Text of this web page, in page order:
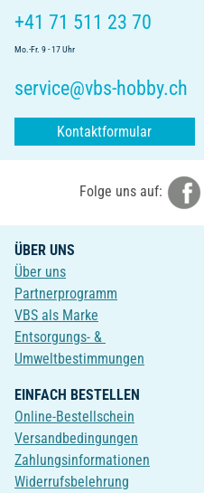
+41 71 511 23 70
Mo.-Fr. 9 - 17 Uhr
service@vbs-hobby.ch
Kontaktformular
Folge uns auf:
ÜBER UNS
Über uns
Partnerprogramm
VBS als Marke
Entsorgungs- &
Umweltbestimmungen
EINFACH BESTELLEN
Online-Bestellschein
Versandbedingungen
Zahlungsinformationen
Widerrufsbelehrung